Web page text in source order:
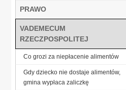
PRAWO
VADEMECUM
RZECZPOSPOLITEJ
Co grozi za niepłacenie alimentów
Gdy dziecko nie dostaje alimentów,
gmina wypłaca zaliczkę